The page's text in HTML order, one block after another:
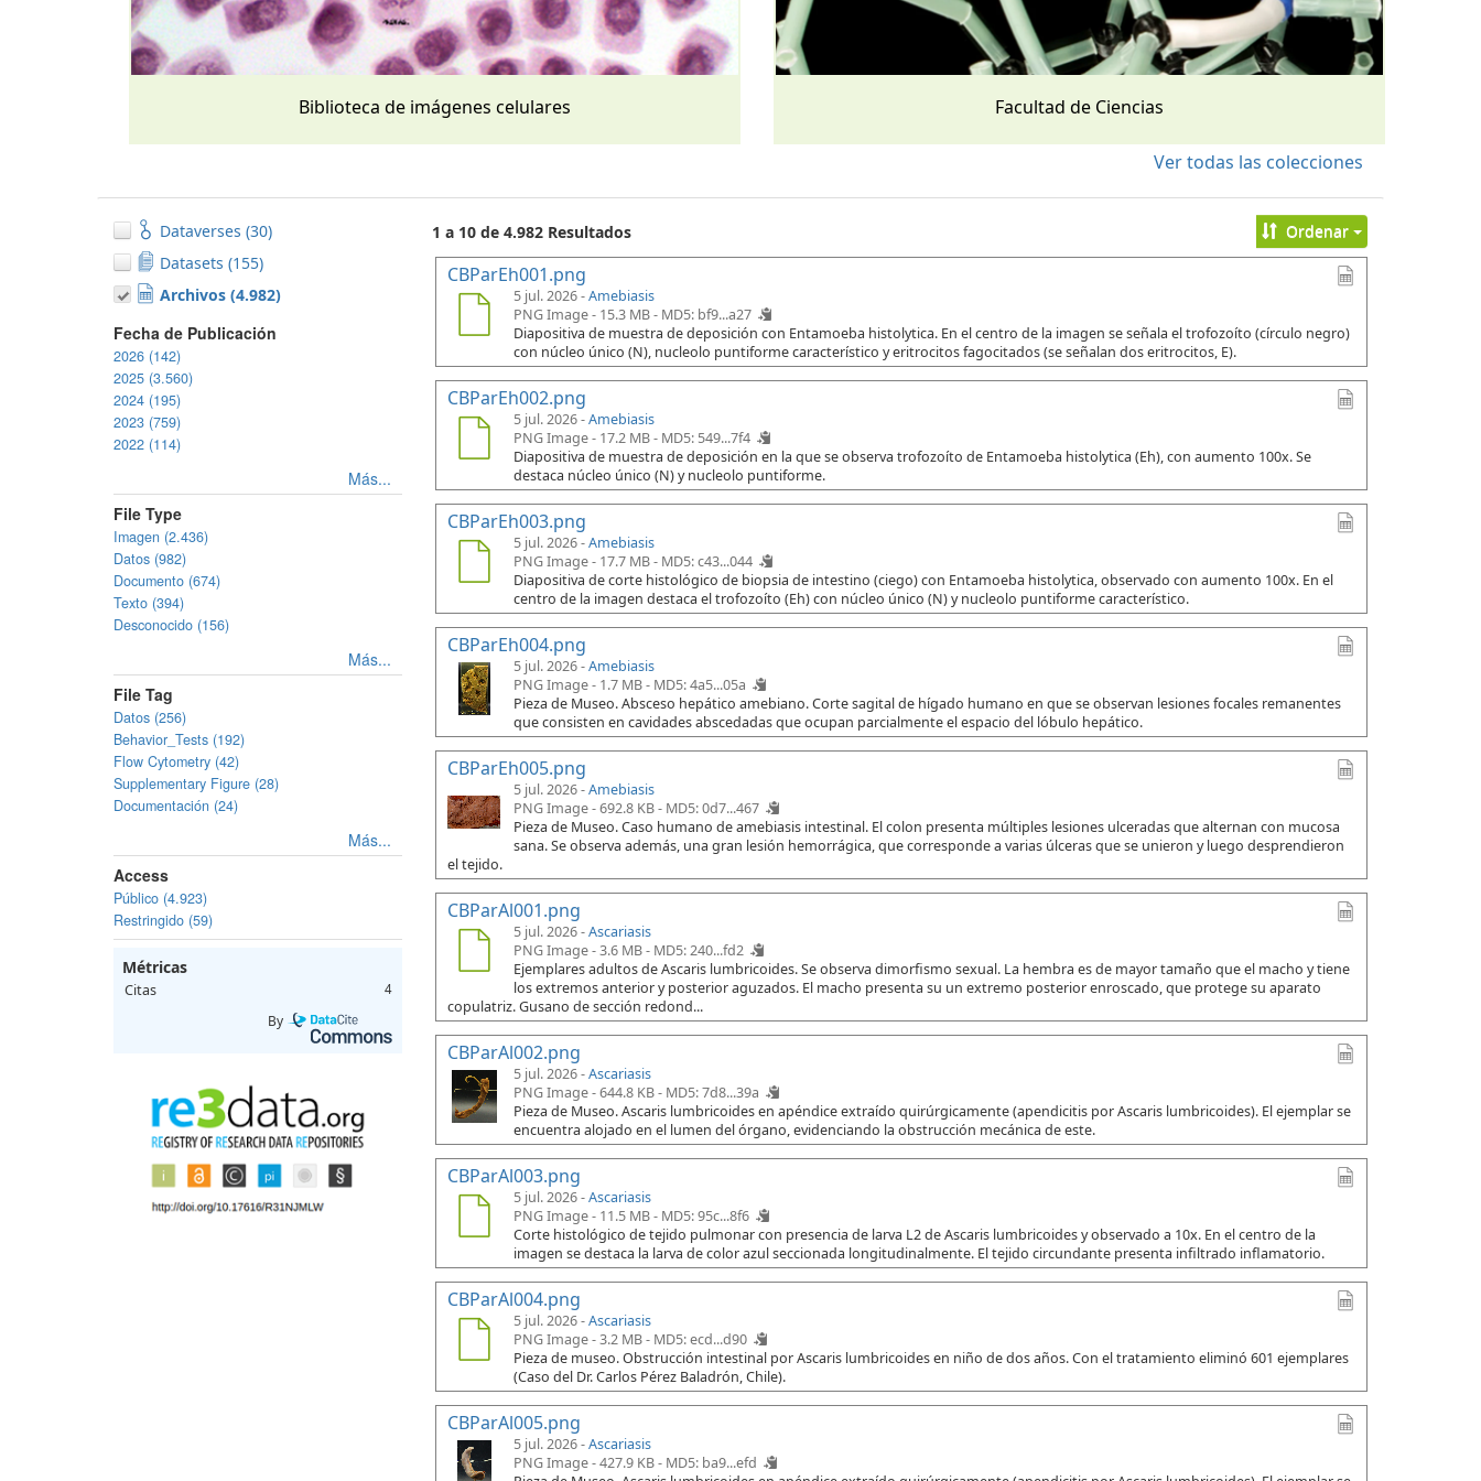
Biblioteca de imágenes celulares Facultad de Ciencias
Ver todas las colecciones
Dataverses (30)
Datasets (155)
Archivos (4.982)
Fecha de Publicación
2026 (142)
2025 (3.560)
2024 (195)
2023 (759)
2022 (114)
Más...
File Type
Imagen (2.436)
Datos (982)
Documento (674)
Texto (394)
Desconocido (156)
Más...
File Tag
Datos (256)
Behavior_Tests (192)
Flow Cytometry (42)
Supplementary Figure (28)
Documentación (24)
Más...
Access
Público (4.923)
Restringido (59)
Métricas
Citas 4
By
1 a 10 de 4.982 Resultados Ordenar
CBParEh001.png
5 jul. 2026 -Amebiasis
PNG Image - 15.3 MB - MD5: bf9...a27
Diapositiva de muestra de deposición con Entamoeba histolytica. En el centro de la imagen se señala el trofozoíto (círculo negro)
con núcleo único (N), nucleolo puntiforme característico y eritrocitos fagocitados (se señalan dos eritrocitos, E).
CBParEh002.png
5 jul. 2026 -Amebiasis
PNG Image - 17.2 MB - MD5: 549...7f4
Diapositiva de muestra de deposición en la que se observa trofozoíto de Entamoeba histolytica (Eh), con aumento 100x. Se
destaca núcleo único (N) y nucleolo puntiforme.
CBParEh003.png
5 jul. 2026 -Amebiasis
PNG Image - 17.7 MB - MD5: c43...044
Diapositiva de corte histológico de biopsia de intestino (ciego) con Entamoeba histolytica, observado con aumento 100x. En el
centro de la imagen destaca el trofozoíto (Eh) con núcleo único (N) y nucleolo puntiforme característico.
CBParEh004.png
5 jul. 2026 -Amebiasis
PNG Image - 1.7 MB - MD5: 4a5...05a
Pieza de Museo. Absceso hepático amebiano. Corte sagital de hígado humano en que se observan lesiones focales remanentes
que consisten en cavidades abscedadas que ocupan parcialmente el espacio del lóbulo hepático.
CBParEh005.png
5 jul. 2026 -Amebiasis
PNG Image - 692.8 KB - MD5: 0d7...467
Pieza de Museo. Caso humano de amebiasis intestinal. El colon presenta múltiples lesiones ulceradas que alternan con mucosa
sana. Se observa además, una gran lesión hemorrágica, que corresponde a varias úlceras que se unieron y luego desprendieron
el tejido.
CBParAl001.png
5 jul. 2026 -Ascariasis
PNG Image - 3.6 MB - MD5: 240...fd2
Ejemplares adultos de Ascaris lumbricoides. Se observa dimorfismo sexual. La hembra es de mayor tamaño que el macho y tiene
los extremos anterior y posterior aguzados. El macho presenta su un extremo posterior enroscado, que protege su aparato
copulatriz. Gusano de sección redond...
CBParAl002.png
5 jul. 2026 -Ascariasis
PNG Image - 644.8 KB - MD5: 7d8...39a
Pieza de Museo. Ascaris lumbricoides en apéndice extraído quirúrgicamente (apendicitis por Ascaris lumbricoides). El ejemplar se
encuentra alojado en el lumen del órgano, evidenciando la obstrucción mecánica de este.
CBParAl003.png
5 jul. 2026 -Ascariasis
PNG Image - 11.5 MB - MD5: 95c...8f6
Corte histológico de tejido pulmonar con presencia de larva L2 de Ascaris lumbricoides y observado a 10x. En el centro de la
imagen se destaca la larva de color azul seccionada longitudinalmente. El tejido circundante presenta infiltrado inflamatorio.
CBParAl004.png
5 jul. 2026 -Ascariasis
PNG Image - 3.2 MB - MD5: ecd...d90
Pieza de museo. Obstrucción intestinal por Ascaris lumbricoides en niño de dos años. Con el tratamiento eliminó 601 ejemplares
(Caso del Dr. Carlos Pérez Baladrón, Chile).
CBParAl005.png
5 jul. 2026 -Ascariasis
PNG Image - 427.9 KB - MD5: ba9...efd